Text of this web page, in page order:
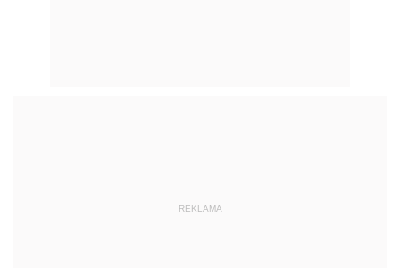
REKLAMA